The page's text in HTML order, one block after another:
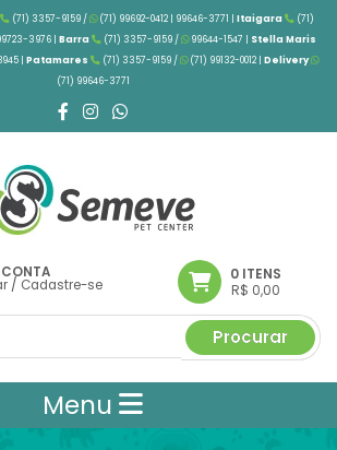
(71) 3357-9159 / (71) 99692-0412 | 99646-3771 | Itaigara
(71)
3976 | Barra (71) 3357-9159 / 99644-1547 | Stella Maris
| Patamares (71) 3357-9159 / (71) 99132-0012 | Delivery
(71) 99646-3771
/ Cadastre-se
0 ITENS
R$ 0,00
Procurar
Menu